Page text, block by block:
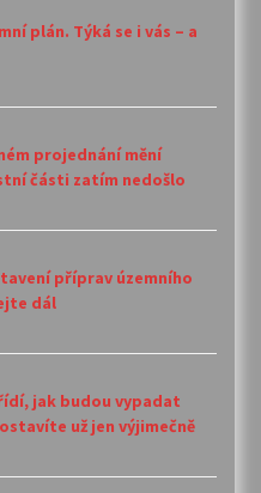
plán. Týká se i vás – a
projednání mění
části zatím nedošlo
příprav územního
dál
jak budou vypadat
už jen výjimečně